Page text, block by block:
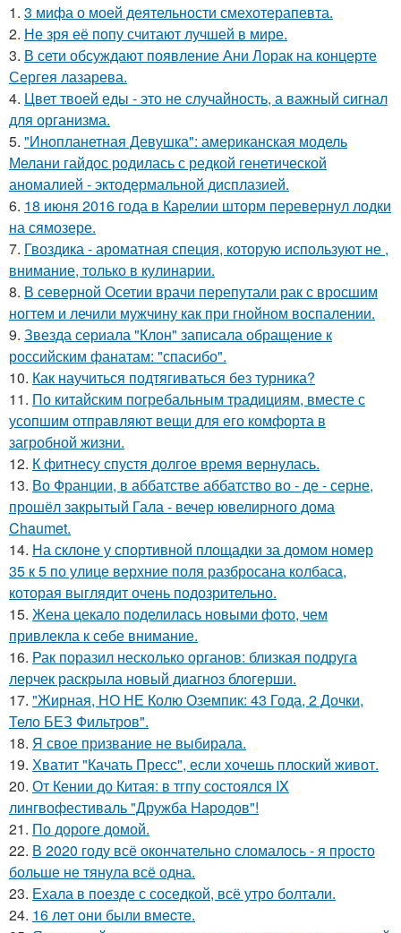
1. 3 мифа о моей деятельности смехотерапевта.
2. Не зря её попу считают лучшей в мире.
3. В сети обсуждают появление Ани Лорак на концерте
Сергея лазарева.
4. Цвет твоей еды - это не случайность, а важный сигнал
для организма.
5. "Инопланетная Девушка": американская модель
Мелани гайдос родилась с редкой генетической
аномалией - эктодермальной дисплазией.
6. 18 июня 2016 года в Карелии шторм перевернул лодки
на сямозере.
7. Гвоздика - ароматная специя, которую используют не ,
внимание, только в кулинарии.
8. В северной Осетии врачи перепутали рак с вросшим
ногтем и лечили мужчину как при гнойном воспалении.
9. Звезда сериала "Клон" записала обращение к
российским фанатам: "спасибо".
10. Как научиться подтягиваться без турника?
11. По китайским погребальным традициям, вместе с
усопшим отправляют вещи для его комфорта в
загробной жизни.
12. К фитнесу спустя долгое время вернулась.
13. Во Франции, в аббатстве аббатство во - де - серне,
прошёл закрытый Гала - вечер ювелирного дома
Chaumet.
14. На склоне у спортивной площадки за домом номер
35 к 5 по улице верхние поля разбросана колбаса,
которая выглядит очень подозрительно.
15. Жена цекало поделилась новыми фото, чем
привлекла к себе внимание.
16. Рак поразил несколько органов: близкая подруга
лерчек раскрыла новый диагноз блогерши.
17. "Жирная, НО НЕ Колю Оземпик: 43 Года, 2 Дочки,
Тело БЕЗ Фильтров".
18. Я свое призвание не выбирала.
19. Хватит "Качать Пресс", если хочешь плоский живот.
20. От Кении до Китая: в тгпу состоялся IX
лингвофестиваль "Дружба Народов"!
21. По дороге домой.
22. В 2020 году всё окончательно сломалось - я просто
больше не тянула всё одна.
23. Ехала в поезде с соседкой, всё утро болтали.
24. 16 лeт oни были вмecтe.